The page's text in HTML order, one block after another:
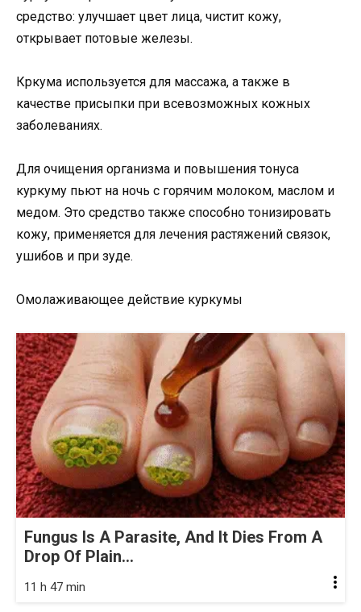
средство: улучшает цвет лица, чистит кожу,
открывает потовые железы.
Кркума используется для массажа, а также в
качестве присыпки при всевозможных кожных
заболеваниях.
Для очищения организма и повышения тонуса
куркуму пьют на ночь с горячим молоком, маслом и
медом. Это средство также способно тонизировать
кожу, применяется для лечения растяжений связок,
ушибов и при зуде.
Омолаживающее действие куркумы
Fungus Is A Parasite, And It Dies From A
Drop Of Plain...
11 h 47 min